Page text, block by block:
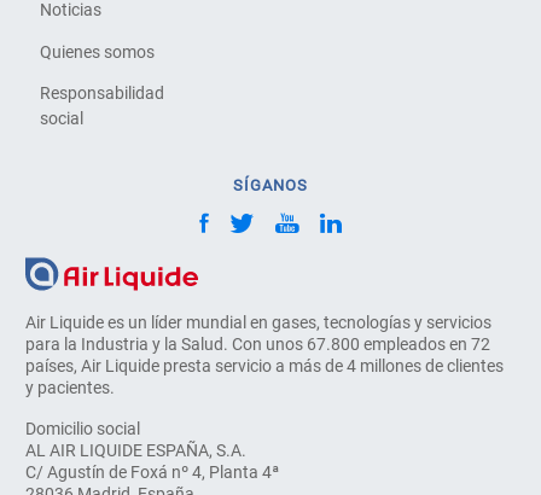
Air Liquide es un líder mundial en gases, tecnologías y servicios
para la Industria y la Salud. Con unos 67.800 empleados en 72
países, Air Liquide presta servicio a más de 4 millones de clientes
y pacientes.
Domicilio social
AL AIR LIQUIDE ESPAÑA, S.A.
C/ Agustín de Foxá nº 4, Planta 4ª
Noticias
Quienes somos
Responsabilidad
social
SÍGANOS